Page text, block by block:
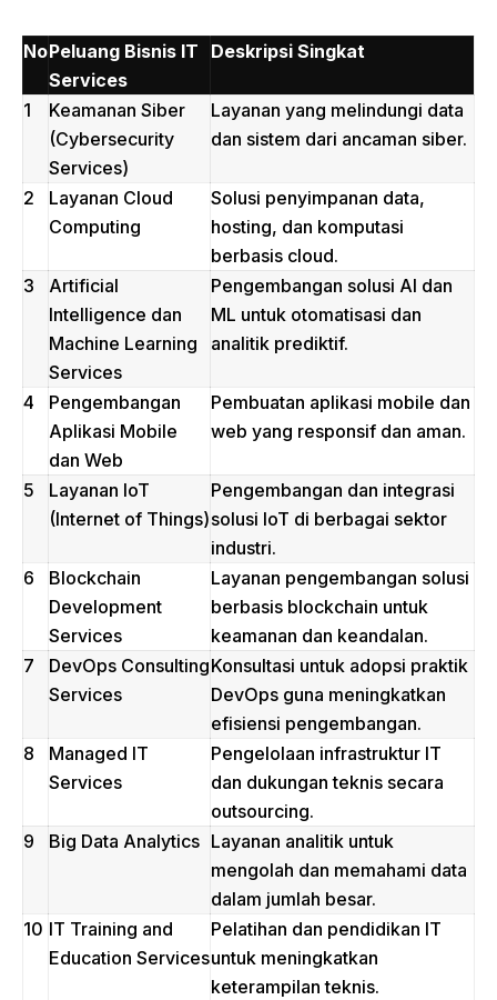
NoPeluang Bisnis IT
Services
Deskripsi Singkat
1
Keamanan Siber
(Cybersecurity
Services)
Layanan yang melindungi data
dan sistem dari ancaman siber.
2
Layanan Cloud
Computing
Solusi penyimpanan data,
hosting, dan komputasi
berbasis cloud.
3
Artificial
Intelligence dan
Machine Learning
Services
Pengembangan solusi AI dan
ML untuk otomatisasi dan
analitik prediktif.
4
Pengembangan
Aplikasi Mobile
dan Web
Pembuatan aplikasi mobile dan
web yang responsif dan aman.
5
Layanan IoT
(Internet of Things)
Pengembangan dan integrasi
solusi IoT di berbagai sektor
industri.
6
Blockchain
Development
Services
Layanan pengembangan solusi
berbasis blockchain untuk
keamanan dan keandalan.
7
DevOps Consulting
Services
Konsultasi untuk adopsi praktik
DevOps guna meningkatkan
efisiensi pengembangan.
8
Managed IT
Services
Pengelolaan infrastruktur IT
dan dukungan teknis secara
outsourcing.
9
Big Data Analytics Layanan analitik untuk
mengolah dan memahami data
dalam jumlah besar.
10 IT Training and
Education Services
Pelatihan dan pendidikan IT
untuk meningkatkan
keterampilan teknis.